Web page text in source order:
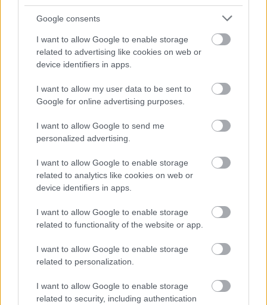
Google consents
I want to allow Google to enable storage
related to advertising like cookies on web or
device identifiers in apps.
I want to allow my user data to be sent to
Google for online advertising purposes.
I want to allow Google to send me
personalized advertising.
I want to allow Google to enable storage
related to analytics like cookies on web or
device identifiers in apps.
I want to allow Google to enable storage
related to functionality of the website or app.
I want to allow Google to enable storage
related to personalization.
I want to allow Google to enable storage
related to security, including authentication
A RÓMAIAKTÓL AZ AGYAGKATONÁKIG –
KÖZÖNSÉGTALÁLKOZÓ VÁRJA A LÁTOGATÓKAT A
GYŐRI RÓMER MÚZEUMBAN
hét második felére, a hőségriadó idején ráadásul a Várkazamata
– Kőtár is díjmentesen látogatható.
Szólj hozzá!